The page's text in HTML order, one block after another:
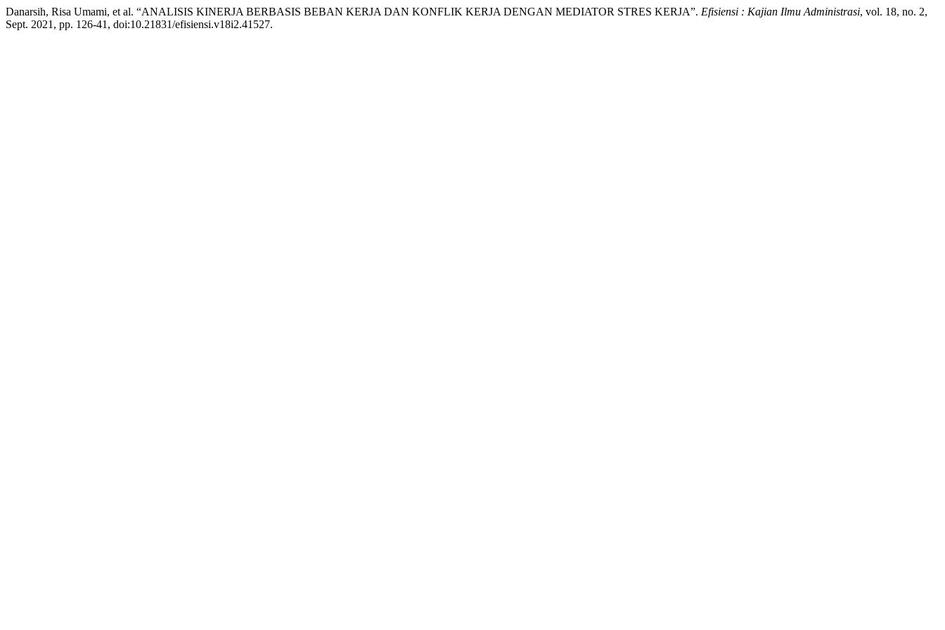
Danarsih, Risa Umami, et al. “ANALISIS KINERJA BERBASIS BEBAN KERJA DAN KONFLIK KERJA DENGAN MEDIATOR STRES KERJA”. Efisiensi : Kajian Ilmu Administrasi, vol. 18, no. 2,
Sept. 2021, pp. 126-41, doi:10.21831/efisiensi.v18i2.41527.